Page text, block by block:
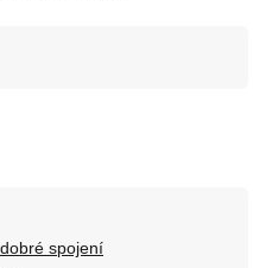
spojení